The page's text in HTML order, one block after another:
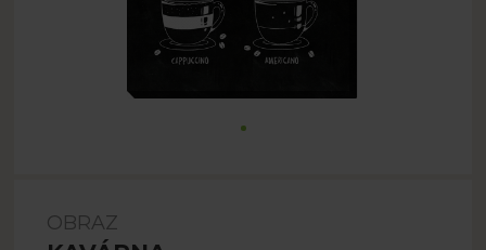
OBRAZ